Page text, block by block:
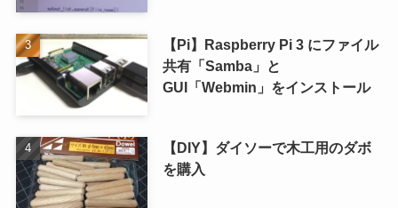
【Pi】Raspberry Pi 3 にファイル
共有「Samba」と
GUI「Webmin」をインストール
【DIY】ダイソーで木工用のダボ
を購入